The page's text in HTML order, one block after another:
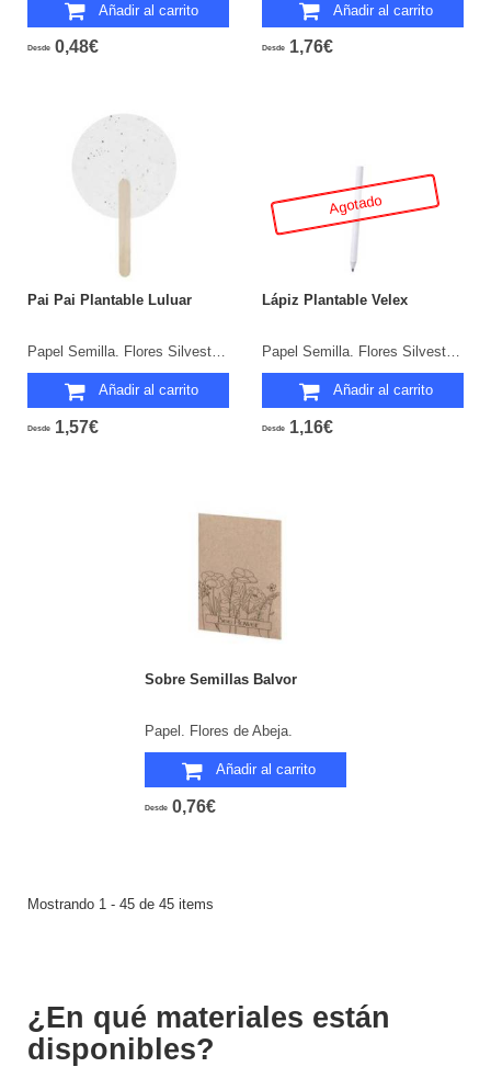
Añadir al carrito
Desde 0,48€
Añadir al carrito
Desde 1,76€
Pai Pai Plantable Luluar
Añadir al carrito
Desde 1,57€
Agotado
Lápiz Plantable Velex
Añadir al carrito
Desde 1,16€
Sobre Semillas Balvor
Papel. Flores de Abeja.
Añadir al carrito
Desde 0,76€
Mostrando 1 - 45 de 45 items
¿En qué materiales están
disponibles?